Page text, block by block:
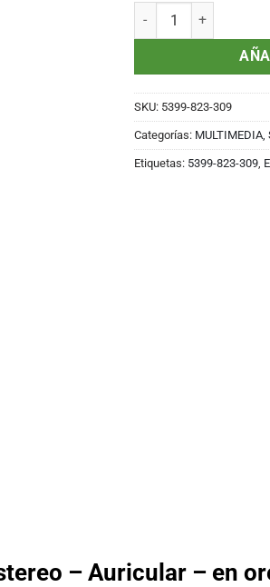
Auricular Jabra
SKU: 5399-823-309
Categorías: MULTIMEDIA,
Etiquetas: 5399-823-309,
– Auricular – en